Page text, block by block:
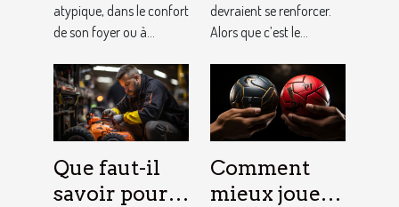
atypique, dans le confort
de son foyer ou à...
devraient se renforcer.
Alors que c’est le...
Que faut-il
savoir pour
Comment
mieux jouer